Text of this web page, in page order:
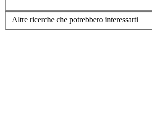
Altre ricerche che potrebbero interessarti